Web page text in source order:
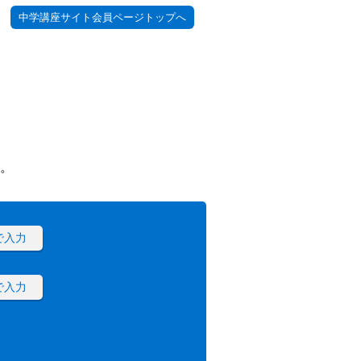
中学講座サイト会員ページトップへ
入力
入力